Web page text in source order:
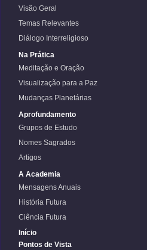
Visão Geral
Temas Relevantes
Diálogo Interreligioso
Na Prática
Meditação e Oração
Visualização para a Paz
Mudanças Planetárias
Aprofundamento
Grupos de Estudo
Nomes Sagrados
Artigos
A Academia
Mensagens Anuais
História Futura
Ciência Futura
Início
Pontos de Vista